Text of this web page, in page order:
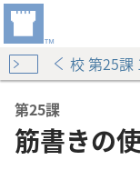
校 第25課
第25課
筋書きの